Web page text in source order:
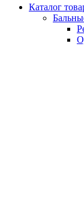
МенюКаталог